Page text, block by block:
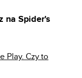
na Spider's
Play. Czy to